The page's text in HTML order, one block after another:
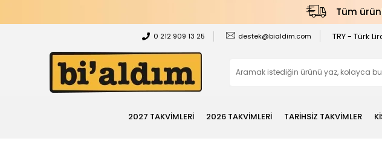
Tüm
0 212 909 13 25 destek@bialdim.com TRY - Türk
2027 TAKVİMLERİ 2026 TAKVİMLERİ TARİHSİZ TAKVİMLER